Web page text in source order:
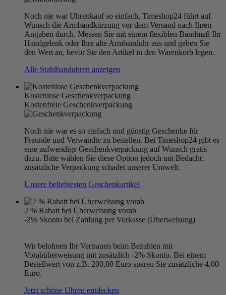
Noch nie war Uhrenkauf so einfach, Timeshop24 führt auf
Wunsch die Armbandkürzung vor dem Versand nach Ihren
Angaben durch. Messen Sie mit einem flexiblen Bandmaß Ihr
Handgelenk oder Ihre alte Armbanduhr aus und geben Sie
den Wert an, bevor Sie den Artikel in den Warenkorb legen.
Alle Stahlbanduhren anzeigen
Kostenlose Geschenkverpackung
Kostenfreie Geschenkverpackung
Noch nie war es so einfach und günstig Geschenke für
Freunde und Verwandte zu bestellen. Bei Timeshop24 gibt es
eine aufwendige Geschenkverpackung auf Wunsch gratis
dazu. Bitte wählen Sie diese Option jedoch mit Bedacht:
zusätzliche Verpackung schadet unserer Umwelt.
Unsere beliebtesten Geschenkartikel
2 % Rabatt bei Überweisung vorab
-2% Skonto bei Zahlung per Vorkasse (Überweisung)
Wir belohnen Ihr Vertrauen beim Bezahlen mit
Vorabüberweisung mit zusätzlich -2% Skonto. Bei einem
Bestellwert von z.B. 200,00 Euro sparen Sie zusätzliche 4,00
Euro.
Jetzt schöne Uhren entdecken